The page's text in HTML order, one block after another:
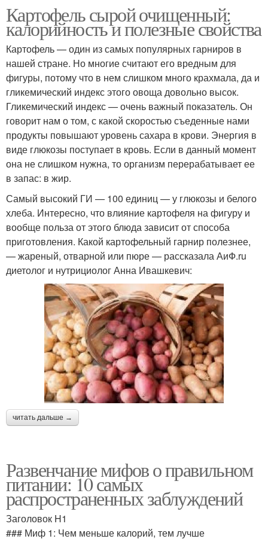
Картофель сырой очищенный:
калорийность и полезные свойства
Картофель — один из самых популярных гарниров в
нашей стране. Но многие считают его вредным для
фигуры, потому что в нем слишком много крахмала, да и
гликемический индекс этого овоща довольно высок.
Гликемический индекс — очень важный показатель. Он
говорит нам о том, с какой скоростью съеденные нами
продукты повышают уровень сахара в крови. Энергия в
виде глюкозы поступает в кровь. Если в данный момент
она не слишком нужна, то организм перерабатывает ее
в запас: в жир.
Самый высокий ГИ — 100 единиц — у глюкозы и белого
хлеба. Интересно, что влияние картофеля на фигуру и
вообще польза от этого блюда зависит от способа
приготовления. Какой картофельный гарнир полезнее,
— жареный, отварной или пюре — рассказала АиФ.ru
диетолог и нутрициолог Анна Ивашкевич:
читать дальше →
Развенчание мифов о правильном
питании: 10 самых
распространенных заблуждений
Заголовок H1
### Миф 1: Чем меньше калорий, тем лучше